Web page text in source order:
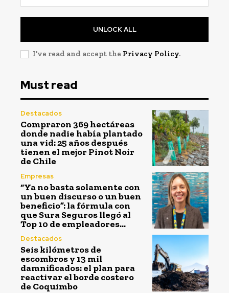
UNLOCK ALL
I've read and accept the Privacy Policy.
Must read
Destacados
Compraron 369 hectáreas
donde nadie había plantado
una vid: 25 años después
tienen el mejor Pinot Noir
de Chile
Empresas
“Ya no basta solamente con
un buen discurso o un buen
beneficio”: la fórmula con
que Sura Seguros llegó al
Top 10 de empleadores...
Destacados
Seis kilómetros de
escombros y 13 mil
damnificados: el plan para
reactivar el borde costero
de Coquimbo